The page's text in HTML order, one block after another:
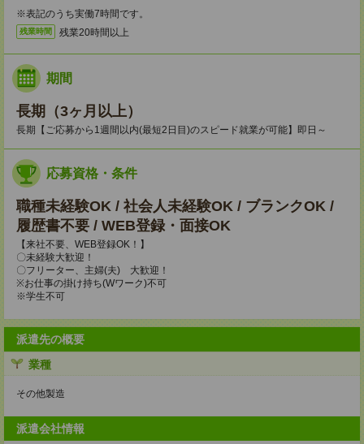
※表記のうち実働7時間です。
残業時間 残業20時間以上
期間
長期（3ヶ月以上）
長期【ご応募から1週間以内(最短2日目)のスピード就業が可能】即日～
応募資格・条件
職種未経験OK / 社会人未経験OK / ブランクOK /
履歴書不要 / WEB登録・面接OK
【来社不要、WEB登録OK！】
〇未経験大歓迎！
〇フリーター、主婦(夫) 大歓迎！
※お仕事の掛け持ち(Wワーク)不可
※学生不可
派遣先の概要
業種
その他製造
派遣会社情報